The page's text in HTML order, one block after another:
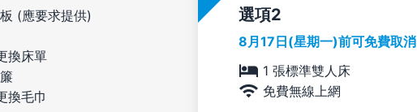
選項
8月17日(星期一)前可免費取消
1 張標準雙人床
免費無線上網
(應要求提供)
換床單
換毛巾